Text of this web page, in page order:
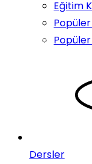
Eğitim
Popüler
Dersler